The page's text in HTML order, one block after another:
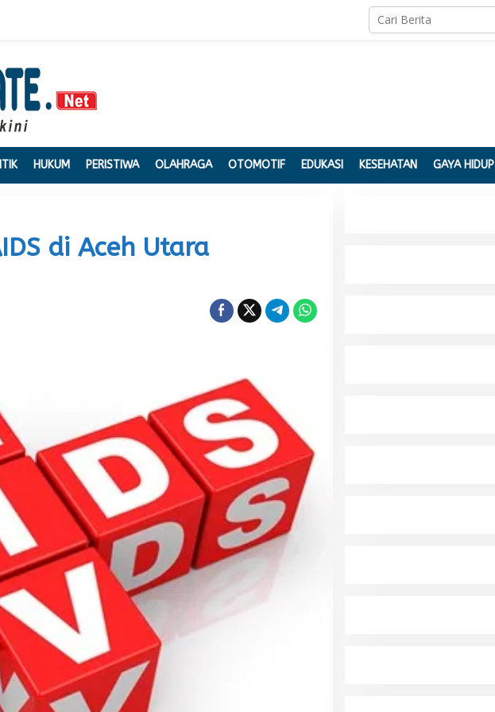
HUKUM PERISTIWA OLAHRAGA OTOMOTIF EDUKASI KESEHATAN GAYA HIDUP
di Aceh Utara